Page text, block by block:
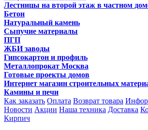
Лестницы на второй этаж в частном
Бетон
Натуральный камень
Сыпучие материалы
ПГП
ЖБИ заводы
Гипсокартон и профиль
Металлопрокат Москва
Готовые проекты домов
Интернет магазин строительных
Камины и печи
Как заказать Оплата Возврат товара
Новости Акции Наша техника Доставка
Кирпич